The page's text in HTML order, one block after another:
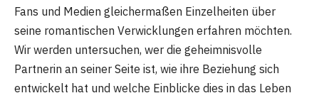
Fans und Medien gleichermaßen Einzelheiten über
seine romantischen Verwicklungen erfahren möchten.
Wir werden untersuchen, wer die geheimnisvolle
Partnerin an seiner Seite ist, wie ihre Beziehung sich
entwickelt hat und welche Einblicke dies in das Leben